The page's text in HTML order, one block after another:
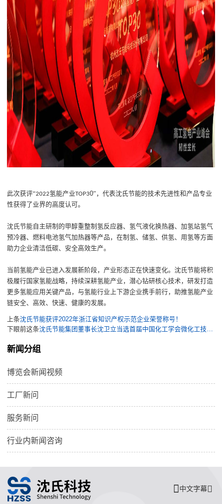
此次获评“2022氢能产业TOP30”，代表沈氏节能的技术先进性和产品专业
性获得了业界的高度认可。
沈氏节能 自主研制的甲醇重整制氢反应器、 氢气液化换热器、加氢站氢气
预冷器、燃料电池氢气加热器等产品，在制氢、储氢、供氢、 用氢等方面
助力企业清洁低碳、安全高效生产。
当前氢能产业已进入发展新阶段，产业形态正在快速变化。沈氏节能将积
极履行国家氢能战略，持续深耕氢能产业，潜心钻研核心技术，研发打造
更多氢能应用关键产品，与氢能行业上下游企业携手前行，助推氢能产业
链安全、高效、快速、健康的发展。
上条沈氏节能获评2022年浙江省知识产权示范企业荣誉称号！
下眼前这条
沈氏节能集团董事长沈卫立当选首届中国化工学会微化工技术专业委员会委员！公司自主微通道反应器精彩亮相大会
新闻分组
博览会新闻视频
工厂新问
服务新问
行业内新闻咨询
中文字幕